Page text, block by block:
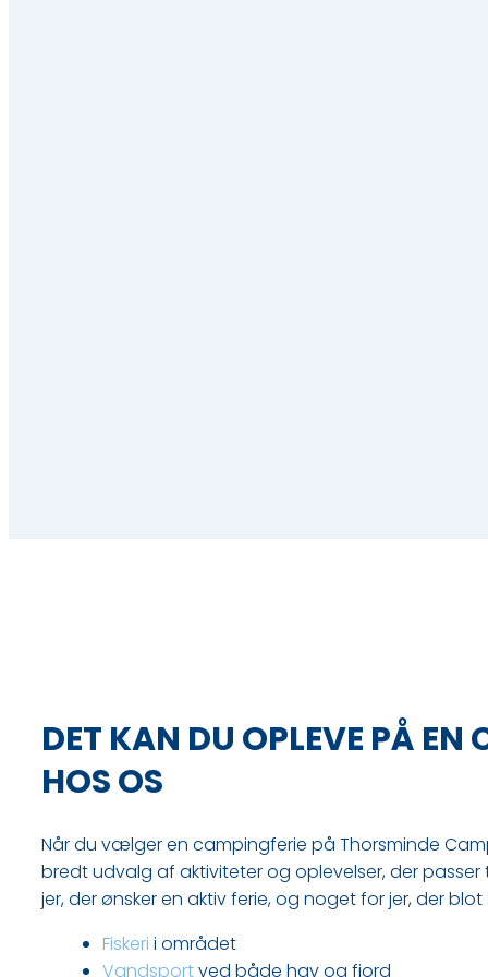
DET KAN DU OPLEVE PÅ EN
HOS OS
Når du vælger en campingferie på Thorsminde
bredt udvalg af aktiviteter og oplevelser, der passer
jer, der ønsker en aktiv ferie, og noget for jer, der
​Fiskeri i området
Vandsportved både hav og fjord